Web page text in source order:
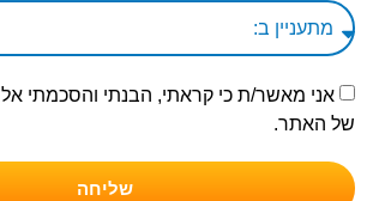
אני מאשר/ת כי קראתי, הבנתי והסכמתי אל
של האתר.
שליחה